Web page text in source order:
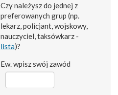
Czy należysz do jednej z
preferowanych grup (np.
lekarz, policjant, wojskowy,
nauczyciel, taksówkarz -
lista)?
Ew. wpisz swój zawód